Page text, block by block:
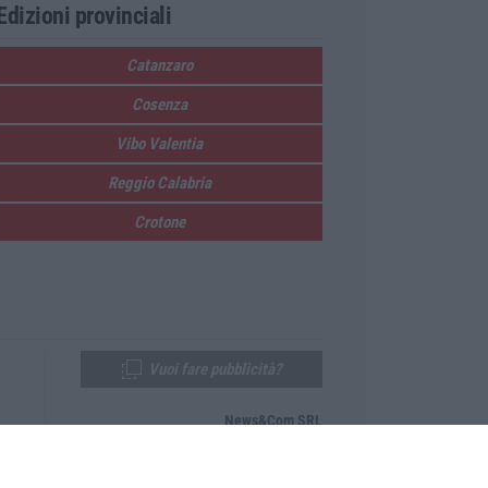
provinciali
Catanzaro
Cosenza
Vibo Valentia
Reggio Calabria
Crotone
News&Com SRL